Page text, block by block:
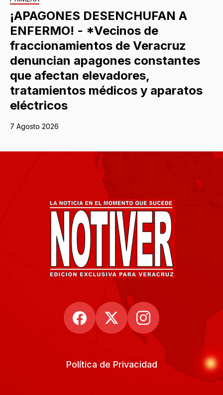
¡APAGONES DESENCHUFAN A
ENFERMO! - *Vecinos de
fraccionamientos de Veracruz
denuncian apagones constantes
que afectan elevadores,
tratamientos médicos y aparatos
eléctricos
7 Agosto 2026
Política de Privacidad